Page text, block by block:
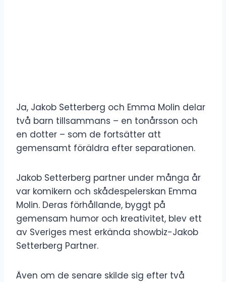
Ja, Jakob Setterberg och Emma Molin delar
två barn tillsammans – en tonårsson och
en dotter – som de fortsätter att
gemensamt föräldra efter separationen.
Jakob Setterberg partner under många år
var komikern och skådespelerskan Emma
Molin. Deras förhållande, byggt på
gemensam humor och kreativitet, blev ett
av Sveriges mest erkända showbiz-Jakob
Setterberg Partner.
Även om de senare skilde sig efter två